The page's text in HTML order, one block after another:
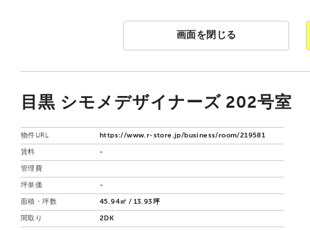
画面を閉じる
目黒 シモメデザイナーズ 202号室
物件URL https://www.r-store.jp/business/room/219581
賃料 -
管理費
坪単価 -
面積・坪数 45.94㎡ / 13.93坪
間取り 2DK